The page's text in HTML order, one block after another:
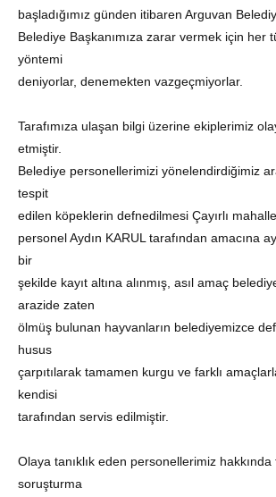
başladığımız günden itibaren Arguvan
Belediye Başkanımıza zarar vermek için her
yöntemi
deniyorlar, denemekten vazgeçmiyorlar.
Tarafımıza ulaşan bilgi üzerine ekiplerimiz
etmiştir.
Belediye personellerimizi yönelendirdiğimiz
tespit
edilen köpeklerin defnedilmesi Çayırlı
personel Aydın KARUL tarafından amacına
bir
şekilde kayıt altına alınmış, asıl amaç
arazide zaten
ölmüş bulunan hayvanların belediyemizce
husus
çarpıtılarak tamamen kurgu ve farklı
kendisi
tarafından servis edilmiştir.
Olaya tanıklık eden personellerimiz hakkında
soruşturma